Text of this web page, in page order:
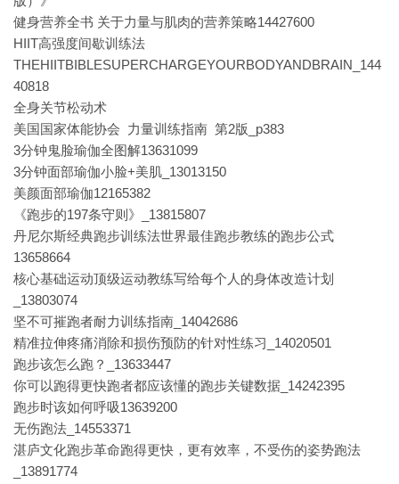
健身营养全书 关于力量与肌肉的营养策略14427600
HIIT高强度间歇训练法
THEHIITBIBLESUPERCHARGEYOURBODYANDBRAIN_144
40818
全身关节松动术
美国国家体能协会 力量训练指南 第2版_p383
3分钟鬼脸瑜伽全图解13631099
3分钟面部瑜伽小脸+美肌_13013150
美颜面部瑜伽12165382
《跑步的197条守则》_13815807
丹尼尔斯经典跑步训练法世界最佳跑步教练的跑步公式
13658664
核心基础运动顶级运动教练写给每个人的身体改造计划
_13803074
坚不可摧跑者耐力训练指南_14042686
精准拉伸疼痛消除和损伤预防的针对性练习_14020501
跑步该怎么跑？_13633447
你可以跑得更快跑者都应该懂的跑步关键数据_14242395
跑步时该如何呼吸13639200
无伤跑法_14553371
湛庐文化跑步革命跑得更快，更有效率，不受伤的姿势跑法
_13891774